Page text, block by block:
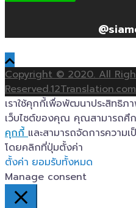
Copyright © 2020. All
Reserved.12Translation.com
เราใช้คุกกี้เพื่อพัฒนาประสิทธิภ
เว็บไซต์ของคุณ คุณสามารถศึก
คุกกี้และสามารถจัดการความ
โดยคลิกที่ปุ่มตั้งค่า
ตั้งค่า ยอมรับทั้งหมด
Manage consent